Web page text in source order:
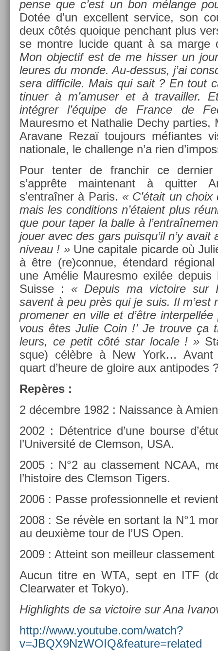
pense que c’est un bon mélange
Dotée d’un ex­cel­lent ser­vice, son
deux côtés quoique penchant plus
se montre lucide quant à sa
Mon ob­jec­tif est de me hiss­er un
leures du monde. Au-dessus, j’ai
sera dif­ficile. Mais qui sait ? En tout
tinu­er à m’amus­er et à travaill­er.
intégrer l’équipe de Fran­ce de
Maures­mo et Nat­halie Dechy part­ies,
Aravane Rezaï toujours méfian­tes
nationale, le chal­lenge n’a rien
Pour tent­er de franchir ce
s’apprête main­tenant à quitt­er
s’entraîner à Paris. « C’était un
mais les con­di­tions n’étaient plus
que pour taper la balle à
jouer avec des gars puis­qu’il n’y
niveau ! »Une capitale picar­de où
à être (re­)con­nue, éten­dard
une Amélie Maures­mo exilée de­puis
Suis­se : « De­puis ma vic­toire sur
savent à peu près qui je suis. Il m’est
pro­men­er en ville et d’être
vous êtes Julie Coin !’ Je trouve ça
leurs, ce petit côté star loc­ale ! »
sque) célèbre à New York… Avant
quart d’heure de gloire aux anti­podes
Repères :
2 décembre 1982 : Nais­sance à
2002 : Détentrice d’une bour­se
l’Univer­sité de Clem­son, USA.
2005 : N°2 au clas­se­ment NCAA,
l’his­toire des Clem­son Tig­ers.
2006 : Passe pro­fes­sion­nelle et
2008 : Se révèle en sor­tant la N°1
au deuxième tour de l’US Open.
2009 : At­teint son meil­leur
Aucun titre en WTA, sept en ITF
Clear­wat­er et Tokyo).
Highlights de sa vic­toire sur Ana
http://www.youtube.­com/watch?
v=JBQX9NzWOIQ&feature=­related